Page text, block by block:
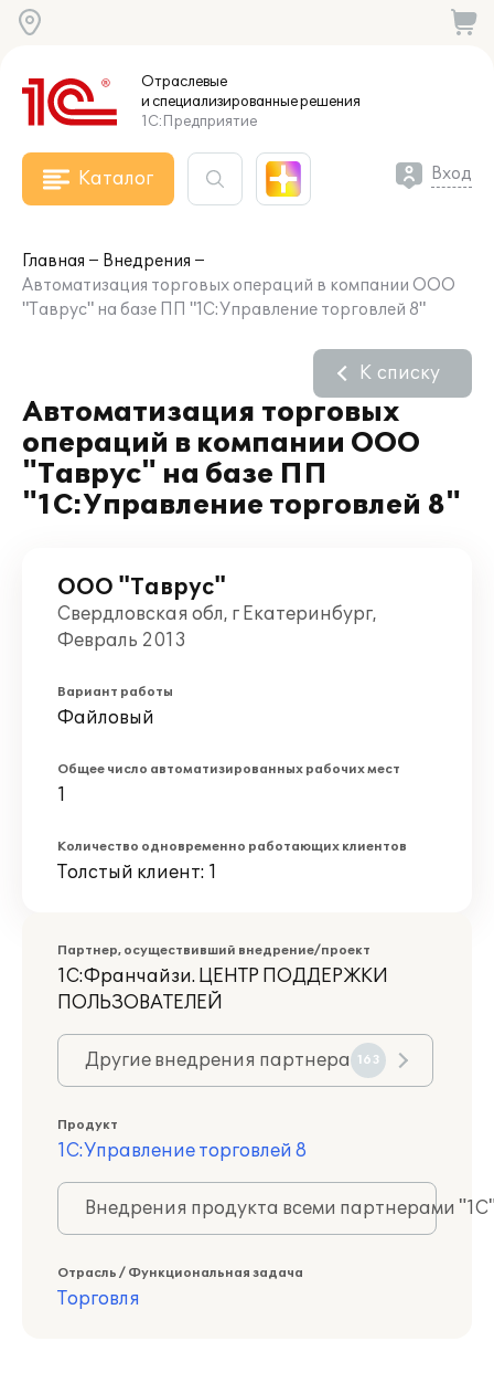
Отраслевые
и специализированныерешения
1С:Предприятие
Каталог Вход
Главная
Внедрения
Автоматизация торговых операций в компании ООО
"Таврус" на базе ПП "1С:Управление торговлей 8"
Автоматизация торговых
операций в компании ООО
"Таврус" на базе ПП
"1С:Управление торговлей 8"
К списку
ООО "Таврус"
Свердловская обл, г Екатеринбург,
Февраль 2013
Вариант работы
Файловый
Общее число автоматизированных рабочих мест
1
Количество одновременно работающих клиентов
Толстый клиент: 1
Партнер, осуществивший внедрение/проект
1С:Франчайзи. ЦЕНТР ПОДДЕРЖКИ
ПОЛЬЗОВАТЕЛЕЙ
Другие внедрения партнера 163
Продукт
1С:Управление торговлей 8
Внедрения продукта всеми партнерами
Отрасль / Функциональная задача
Торговля